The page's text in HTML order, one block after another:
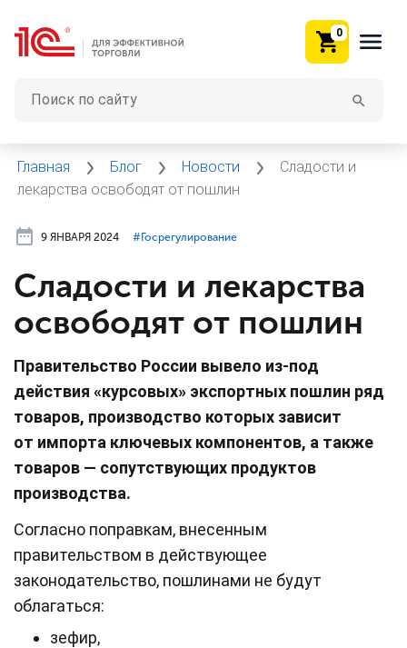
0
Главная Блог Новости
Сладости и
лекарства освободят от пошлин
9 ЯНВАРЯ 2024 #⁣Госрегулирование
Сладости и лекарства
освободят от пошлин
Правительство России вывело из-под
действия «курсовых» экспортных пошлин ряд
товаров, производство которых зависит
от импорта ключевых компонентов, а также
товаров — сопутствующих продуктов
производства.
Согласно поправкам, внесенным
правительством в действующее
законодательство, пошлинами не будут
облагаться:
зефир,